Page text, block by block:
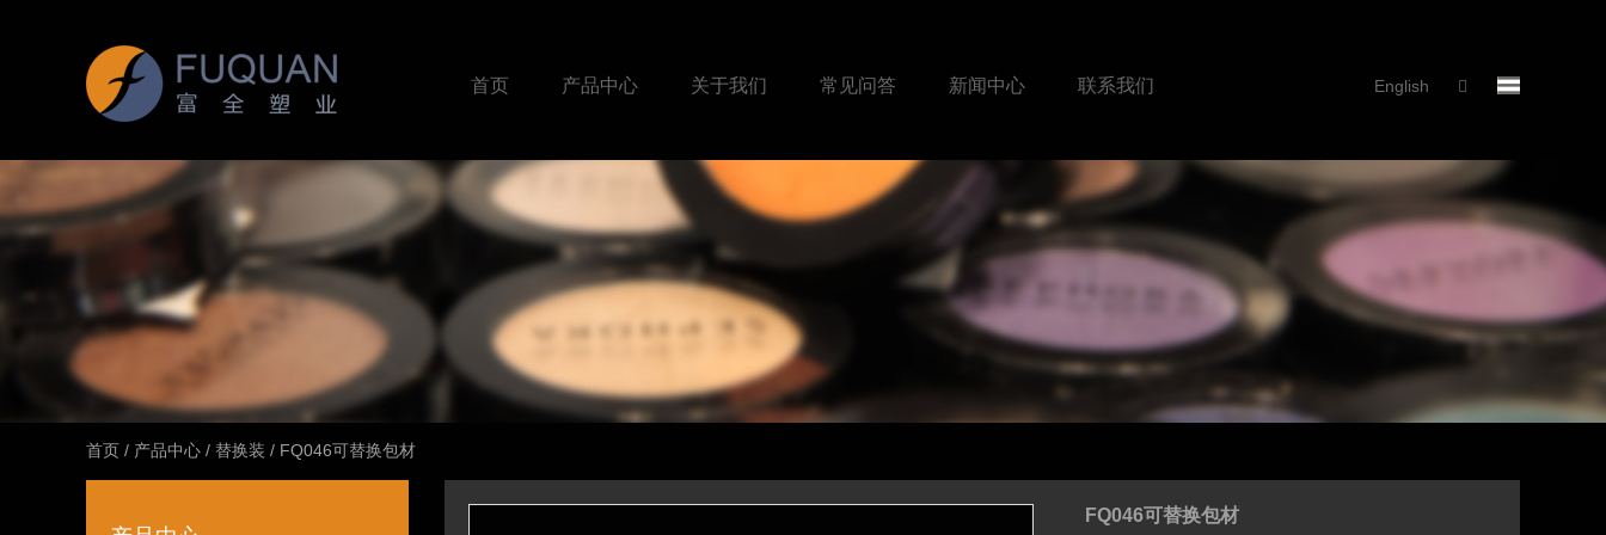
首页 产品中心 关于我们 常见问答 新闻中心 联系我们 English
首页 / 产品中心 / 替换装 / FQ046可替换包材
FQ046可替换包材